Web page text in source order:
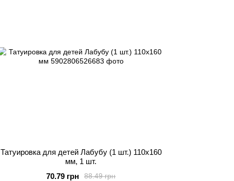
Татуировка для детей Лабубу (1 шт.) 110х160
мм, 1 шт.
88.49 грн
70.79 грн